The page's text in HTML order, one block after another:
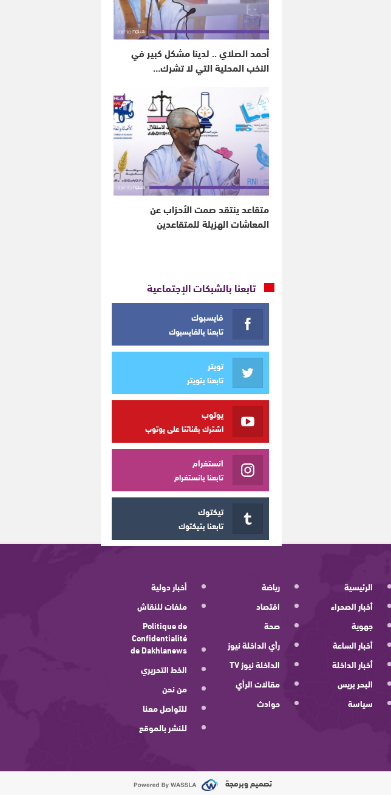
أحمد الصلاي .. لدينا مشكل كبير في
النخب المحلية التي لا تشرك…
متقاعد ينتقد صمت الأحزاب عن
المعاشات الهزيلة للمتقاعدين
تابعنا بالشبكات الإجتماعية
فايسبوك
تابعنا بالفايسبوك
تويتر
تابعنا بتويتر
يوتوب
اشترك بقناتنا على يوتوب
انستغرام
تابعنا بانستغرام
تيكتوك
تابعنا بتيكتوك
الرئيسية
أخبار الصحراء
جهوية
أخبار الساعة
أخبار الداخلة
البحر بريس
سياسة
رياضة
اقتصاد
صحة
رأي الداخلة نيوز
الداخلة نيوز TV
مقالات الرأي
حوادث
أخبار دولية
ملفات للنقاش
Politique de
Confidentialité
de Dakhlanews
الخط التحريري
من نحن
للتواصل معنا
للنشر بالموقع
تصميم وبرمجة